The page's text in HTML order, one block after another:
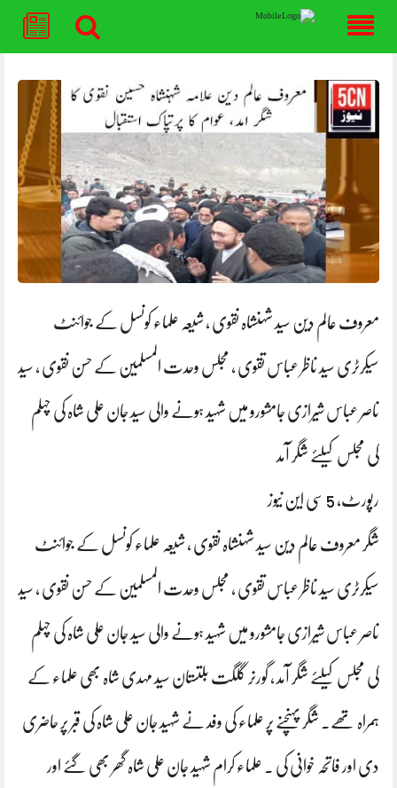
content
معروف عالم دین سید شہنشاہ نقوی ، شیعہ علماء کونسل کے جوائنٹ
سیکرٹری سید ناظر عباس تقوی ، مجلس وحدت المسلمین کے حسن نقوی ، سید
ناصر عباس شیرازی جامشورو میں شہید ہونے والی سید جان علی شاہ کی چہلم
کی مجلس کیلئے شگر آمد
رپورٹ، 5 سی این نیوز
شگر معروف عالم دین سید شہنشاہ نقوی ، شیعہ علماء کونسل کے جوائنٹ
سیکرٹری سید ناظر عباس تقوی ، مجلس وحدت المسلمین کے حسن نقوی ، سید
ناصر عباس شیرازی جامشورو میں شہید ہونے والی سید جان علی شاہ کی چہلم
کی مجلس کیلئے شگر آمد ، گورنر گلگت بلتستان سید مہدی شاہ بھی علماء کے
ہمراہ تھے۔ شگر پہنچنے پر علماء کی وفد نے شہید جان علی شاہ کی قبر پر حاضری
دی اور فاتحہ خوانی کی ۔ علماء کرام شہید جان علی شاہ گھر بھی گئے اور